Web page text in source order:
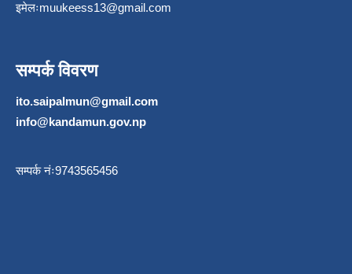
इमेलःmuukeess13@gmail.com
सम्पर्क विवरण
ito.saipalmun@gmail.com
info@kandamun.gov.np
सम्पर्क नंः9743565456